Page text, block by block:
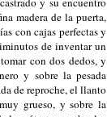
madera de la puerta,
con cajas perfectas y
de inventar un
con dos dedos, y
y sobre la pesada
de reproche, el llanto
grueso, y sobre la